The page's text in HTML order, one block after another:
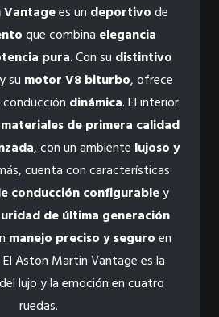
es un deportivode
que combina elegancia
pura. Con su distintivo
y su motor V8 biturbo, ofrece
dinámica. El interior
materiales de primera calidad
, con un ambiente lujoso y
cuenta con características
conducción configurabley
de última generación
manejo preciso y seguroen
Aston Martin Vantage es la
lujo y la emoción en cuatro
ruedas.